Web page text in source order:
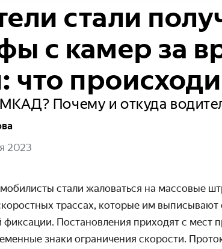
стали
с камер за
что
Почему и откуда
2023
стали жаловаться на массовые
трассах, которые им
фиксации. Постановления приходят с мест
знаки ограничения скорости.